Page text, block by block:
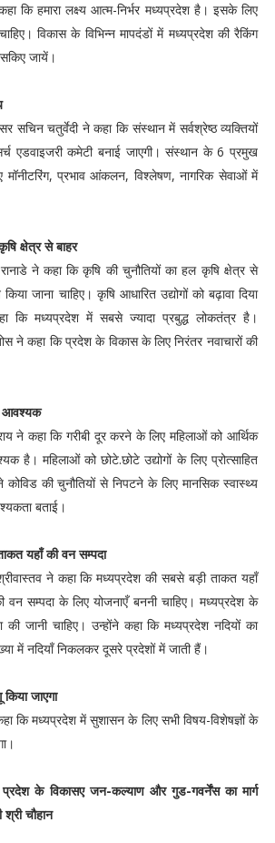
कि हमारा लक्ष्य आत्म-निर्भर मध्यप्रदेश है। इसके लिए
विकास के विभिन्न मापदंडों में मध्यप्रदेश की रैकिंग
जायें।
सचिन चतुर्वेदी ने कहा कि संस्थान में सर्वश्रेष्ठ व्यक्तियों
एडवाइजरी कमेटी बनाई जाएगी। संस्थान के 6 प्रमुख
मॉनीटरिंग, प्रभाव आंकलन, विश्लेषण, नागरिक सेवाओं में
क्षेत्र से बाहर
ने कहा कि कृषि की चुनौतियों का हल कृषि क्षेत्र से
जाना चाहिए। कृषि आधारित उद्योगों को बढ़ावा दिया
कि मध्यप्रदेश में सबसे ज्यादा प्रबुद्ध लोकतंत्र है।
ने कहा कि प्रदेश के विकास के लिए निरंतर नवाचारों की
आवश्यक
ने कहा कि गरीबी दूर करने के लिए महिलाओं को आर्थिक
है। महिलाओं को छोटे.छोटे उद्योगों के लिए प्रोत्साहित
कोविड की चुनौतियों से निपटने के लिए मानसिक स्वास्थ्य
बताई।
यहाँ की वन सम्पदा
ने कहा कि मध्यप्रदेश की सबसे बड़ी ताकत यहाँ
वन सम्पदा के लिए योजनाएँ बननी चाहिए। मध्यप्रदेश के
की जानी चाहिए। उन्होंने कहा कि मध्यप्रदेश नदियों का
में नदियाँ निकलकर दूसरे प्रदेशों में जाती हैं।
जाएगा
कि मध्यप्रदेश में सुशासन के लिए सभी विषय-विशेषज्ञों के
के विकासए जन-कल्याण और गुड-गवर्नेंस का मार्ग
चौहान